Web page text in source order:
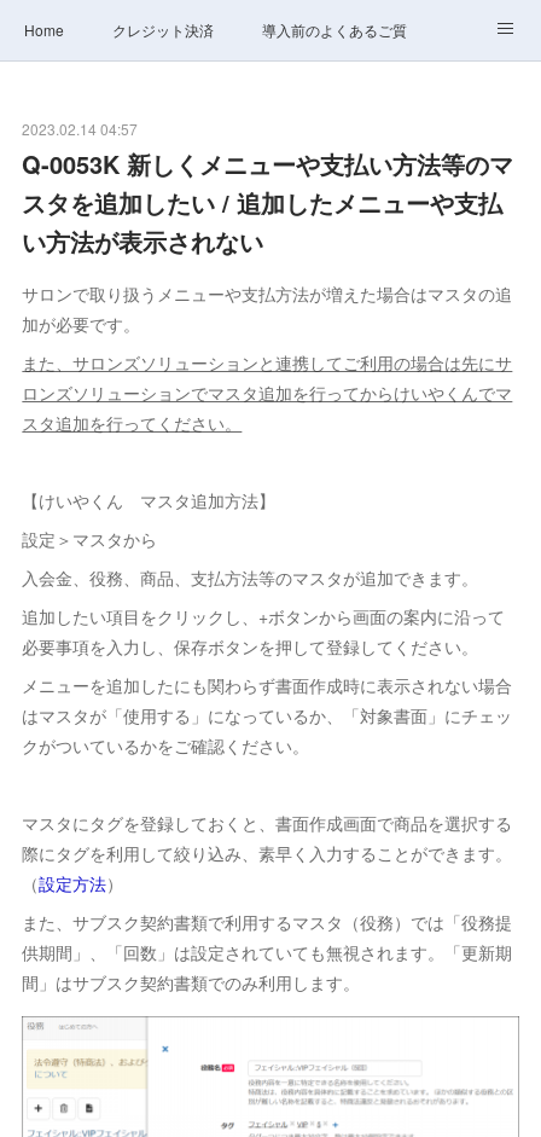
Home クレジット決済 導入前のよくあるご質問
2023.02.14 04:57
Q-0053K 新しくメニューや支払い方法等のマ
スタを追加したい / 追加したメニューや支払
い方法が表示されない
サロンで取り扱うメニューや支払方法が増えた場合はマスタの追
加が必要です。
また、サロンズソリューションと連携してご利用の場合は先にサ
ロンズソリューションでマスタ追加を行ってからけいやくんでマ
スタ追加を行ってください。
【けいやくん マスタ追加方法】
設定＞マスタから
入会金、役務、商品、支払方法等のマスタが追加できます。
追加したい項目をクリックし、+ボタンから画面の案内に沿って
必要事項を入力し、保存ボタンを押して登録してください。
メニューを追加したにも関わらず書面作成時に表示されない場合
はマスタが「使用する」になっているか、「対象書面」にチェッ
クがついているかをご確認ください。
マスタにタグを登録しておくと、書面作成画面で商品を選択する
際にタグを利用して絞り込み、素早く入力することができます。
（設定方法）
また、サブスク契約書類で利用するマスタ（役務）では「役務提
供期間」、「回数」は設定されていても無視されます。「更新期
間」はサブスク契約書類でのみ利用します。